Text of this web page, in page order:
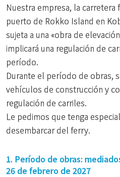
Nuestra empresa, la
puerto de Rokko Island en
sujeta a una «obra de
implicará una regulación de
período.
Durante el período de obras,
vehículos de construcción y
regulación de carriles.
Le pedimos que tenga
desembarcar del ferry.
1. Período de obras:
26 de febrero de 2027